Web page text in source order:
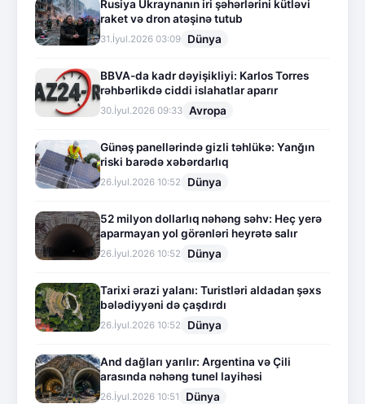
Rusiya Ukraynanın iri şəhərlərini kütləvi
raket və dron atəşinə tutub
31.İyul.2026 03:09 Dünya
BBVA-da kadr dəyişikliyi: Karlos Torres
rəhbərlikdə ciddi islahatlar aparır
30.İyul.2026 09:33 Avropa
Günəş panellərində gizli təhlükə: Yanğın
riski barədə xəbərdarlıq
26.İyul.2026 10:52 Dünya
52 milyon dollarlıq nəhəng səhv: Heç yerə
aparmayan yol görənləri heyrətə salır
26.İyul.2026 10:52 Dünya
Tarixi ərazi yalanı: Turistləri aldadan şəxs
bələdiyyəni də çaşdırdı
26.İyul.2026 10:52 Dünya
And dağları yarılır: Argentina və Çili
arasında nəhəng tunel layihəsi
26.İyul.2026 10:51 Dünya